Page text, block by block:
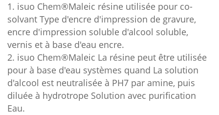
1. isuo Chem®Maleic résine utilisée pour co-
solvant Type d'encre d'impression de gravure,
encre d'impression soluble d'alcool soluble,
vernis et à base d'eau encre.
2. isuo Chem®Maleic La résine peut être utilisée
pour à base d'eau systèmes quand La solution
d'alcool est neutralisée à PH7 par amine, puis
diluée à hydrotrope Solution avec purification
Eau.